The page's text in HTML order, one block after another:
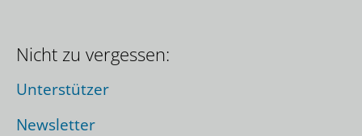
Nicht zu vergessen:
Unterstützer
Newsletter